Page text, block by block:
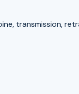
transmission,